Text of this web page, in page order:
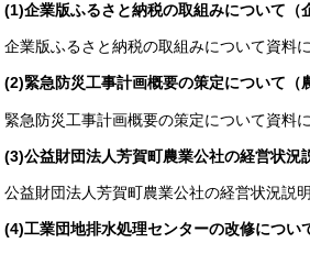
(1)企業版ふるさと納税の取組みについて（
企業版ふるさと納税の取組みについて資料
(2)緊急防災工事計画概要の策定について（
緊急防災工事計画概要の策定について資料
(3)公益財団法人芳賀町農業公社の経営状況
公益財団法人芳賀町農業公社の経営状況説
(4)工業団地排水処理センターの改修につい